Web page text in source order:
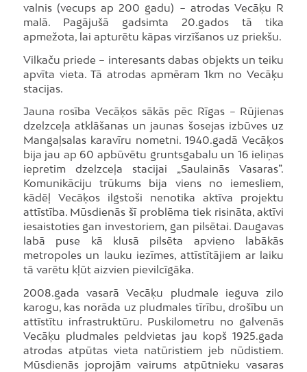
valnis (vecups ap 200 gadu) − atrodas Vecāķu R
malā. Pagājušā gadsimta 20.gados tā tika
apmežota, lai apturētu kāpas virzīšanos uz priekšu.
Vilkaču priede – interesants dabas objekts un teiku
apvīta vieta. Tā atrodas apmēram 1km no Vecāķu
stacijas.
Jauna rosība Vecāķos sākās pēc Rīgas – Rūjienas
dzelzceļa atklāšanas un jaunas šosejas izbūves uz
Mangaļsalas karavīru nometni. 1940.gadā Vecāķos
bija jau ap 60 apbūvētu gruntsgabalu un 16 ieliņas
iepretim dzelzceļa stacijai „Saulainās Vasaras”.
Komunikāciju trūkums bija viens no iemesliem,
kādēļ Vecāķos ilgstoši nenotika aktīva projektu
attīstība. Mūsdienās šī problēma tiek risināta, aktīvi
iesaistoties gan investoriem, gan pilsētai. Daugavas
labā puse kā klusā pilsēta apvieno labākās
metropoles un lauku iezīmes, attīstītājiem ar laiku
tā varētu kļūt aizvien pievilcīgāka.
2008.gada vasarā Vecāķu pludmale ieguva zilo
karogu, kas norāda uz pludmales tīrību, drošību un
attīstītu infrastruktūru. Puskilometru no galvenās
Vecāķu pludmales peldvietas jau kopš 1925.gada
atrodas atpūtas vieta natūristiem jeb nūdistiem.
Mūsdienās joprojām vairums atpūtnieku vasaras